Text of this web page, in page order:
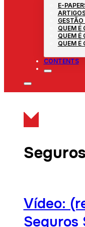
E-
QUEM É
QUEM É
QUEM É
CONTENTS
Seguros
Vídeo:
Seguros